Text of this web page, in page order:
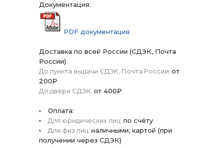
Документация:
PDF документация
Доставка по всей России (СДЭК, Почта
России)
До пункта выдачи СДЭК, Почта России: от
200₽
До двери СДЭК: от 400₽
Оплата:
Для юридических лиц: по счёту
Для физ лиц: наличными, картой (при
получении через СДЭК)